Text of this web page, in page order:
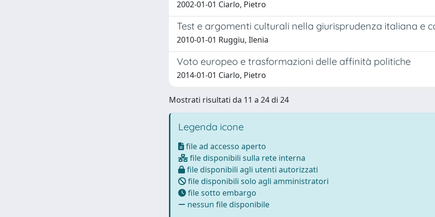
2002-01-01 Ciarlo, Pietro
Test e argomenti culturali nella giurisprudenza italiana e
2010-01-01 Ruggiu, Ilenia
Voto europeo e trasformazioni delle affinità politiche
2014-01-01 Ciarlo, Pietro
Mostrati risultati da 11 a 24 di 24
Legenda icone
file ad accesso aperto
file disponibili sulla rete interna
file disponibili agli utenti autorizzati
file disponibili solo agli amministratori
file sotto embargo
nessun file disponibile